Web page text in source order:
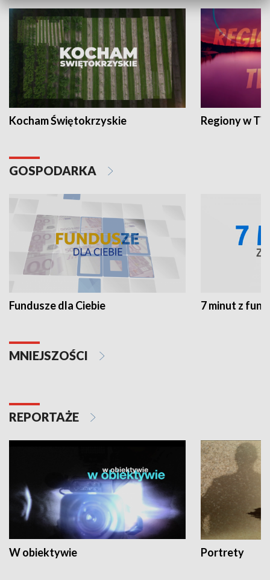
Kocham Świętokrzyskie Regiony w
GOSPODARKA
Fundusze dla Ciebie 7 minut z
MNIEJSZOŚCI
REPORTAŻE
W obiektywie Portrety